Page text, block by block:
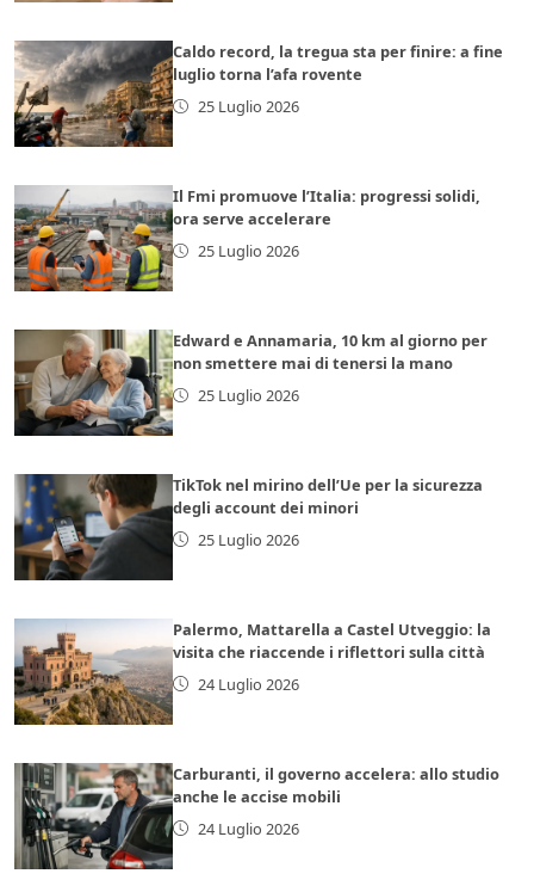
Caldo record, la tregua sta per finire: a fine
luglio torna l’afa rovente
25 Luglio 2026
Il Fmi promuove l’Italia: progressi solidi,
ora serve accelerare
25 Luglio 2026
Edward e Annamaria, 10 km al giorno per
non smettere mai di tenersi la mano
25 Luglio 2026
TikTok nel mirino dell’Ue per la sicurezza
degli account dei minori
25 Luglio 2026
Palermo, Mattarella a Castel Utveggio: la
visita che riaccende i riflettori sulla città
24 Luglio 2026
Carburanti, il governo accelera: allo studio
anche le accise mobili
24 Luglio 2026